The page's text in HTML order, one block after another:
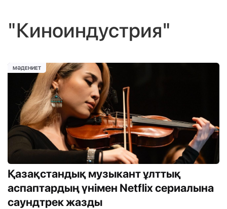
"Киноиндустрия"
Қазақстандық музыкант ұлттық
аспаптардың үнімен Netflix сериалына
саундтрек жазды
МӘДЕНИЕТ